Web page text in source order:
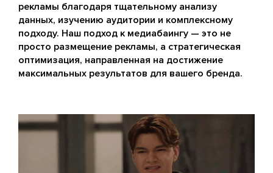
рекламы благодаря тщательному анализу
данных, изучению аудитории и комплексному
подходу. Наш подход к медиабаингу — это не
просто размещение рекламы, а стратегическая
оптимизация, направленная на достижение
максимальных результатов для вашего бренда.